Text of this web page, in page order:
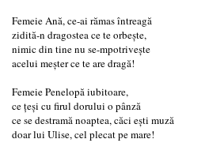
Femeie Ană, ce-ai rămas întreagă
zidită-n dragostea ce te orbește,
nimic din tine nu se-mpotrivește
acelui meșter ce te are dragă!
Femeie Penelopă iubitoare,
ce țeși cu firul dorului o pânză
ce se destramă noaptea, căci ești muză
doar lui Ulise, cel plecat pe mare!